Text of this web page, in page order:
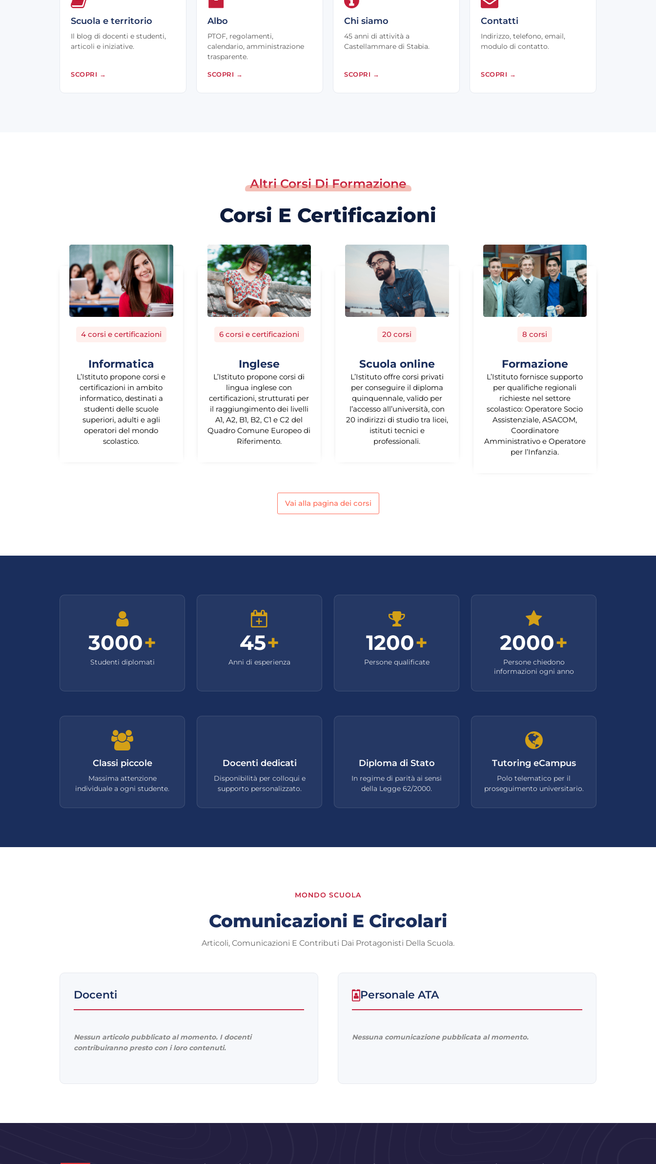
Scuola e territorio
Il blog di docenti e studenti,
articoli e iniziative.
SCOPRI →
Albo
PTOF, regolamenti,
calendario, amministrazione
trasparente.
SCOPRI →
Chi siamo
45 anni di attività a
Castellammare di Stabia.
SCOPRI →
Contatti
Indirizzo, telefono, email,
modulo di contatto.
SCOPRI →
Altri Corsi Di Formazione
Corsi E Certificazioni
4 corsi e certificazioni
Informatica
L’Istituto propone corsi e
certificazioni in ambito
informatico, destinati a
studenti delle scuole
superiori, adulti e agli
operatori del mondo
scolastico.
6 corsi e certificazioni
Inglese
L’Istituto propone corsi di
lingua inglese con
certificazioni, strutturati per
il raggiungimento dei livelli
A1, A2, B1, B2, C1 e C2 del
Quadro Comune Europeo di
Riferimento.
20 corsi
Scuola online
L’Istituto offre corsi privati
per conseguire il diploma
quinquennale, valido per
l’accesso all’università, con
20 indirizzi di studio tra licei,
istituti tecnici e
professionali.
8 corsi
Formazione
L’Istituto fornisce supporto
per qualifiche regionali
richieste nel settore
scolastico: Operatore Socio
Assistenziale, ASACOM,
Coordinatore
Amministrativo e Operatore
per l’Infanzia.
Vai alla pagina dei corsi
3000+
Studenti diplomati
45+
Anni di esperienza
1200+
Persone qualificate
2000+
Persone chiedono
informazioni ogni anno
Classi piccole
Massima attenzione
individuale a ogni studente.
Docenti dedicati
Disponibilità per colloqui e
supporto personalizzato.
Diploma di Stato
In regime di parità ai sensi
della Legge 62/2000.
Tutoring eCampus
Polo telematico per il
proseguimento universitario.
MONDO SCUOLA
Comunicazioni E Circolari
Articoli, Comunicazioni E Contributi Dai Protagonisti Della Scuola.
Docenti
Nessun articolo pubblicato al momento. I docenti
contribuiranno presto con i loro contenuti.
Personale ATA
Nessuna comunicazione pubblicata al momento.